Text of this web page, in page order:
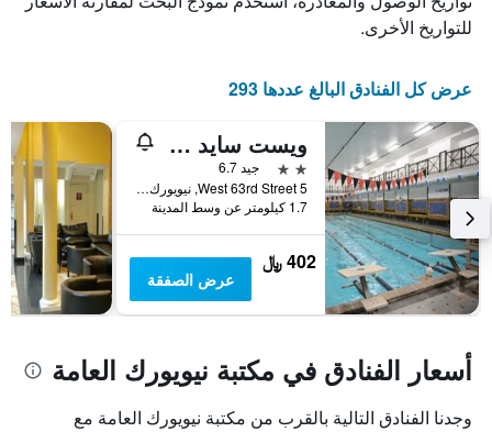
للتواريخ الأخرى.
عرض كل الفنادق البالغ عددها 293
ويست سايد واي ام سي آي
2 نجمتين
جيد 6.7
5 West 63rd Street, نيويورك, NY, الولايات المتحدة الأميريكية
1.7 كيلومتر عن وسط المدينة
402 ﷼
عرض الصفقة
أسعار الفنادق في مكتبة نيويورك العامة
وجدنا الفنادق التالية بالقرب من مكتبة نيويورك العامة مع